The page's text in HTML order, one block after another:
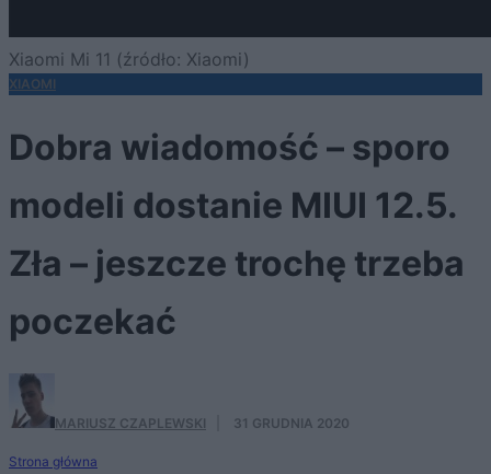
Xiaomi Mi 11 (źródło: Xiaomi)
XIAOMI
Dobra wiadomość – sporo
modeli dostanie MIUI 12.5.
Zła – jeszcze trochę trzeba
poczekać
MARIUSZ CZAPLEWSKI 31 GRUDNIA 2020
Strona główna